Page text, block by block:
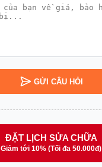
GỬI CÂU HỎI
ĐẶT LỊCH SỬA CHỮA
Giảm tới 10% (Tối đa 50.000đ)